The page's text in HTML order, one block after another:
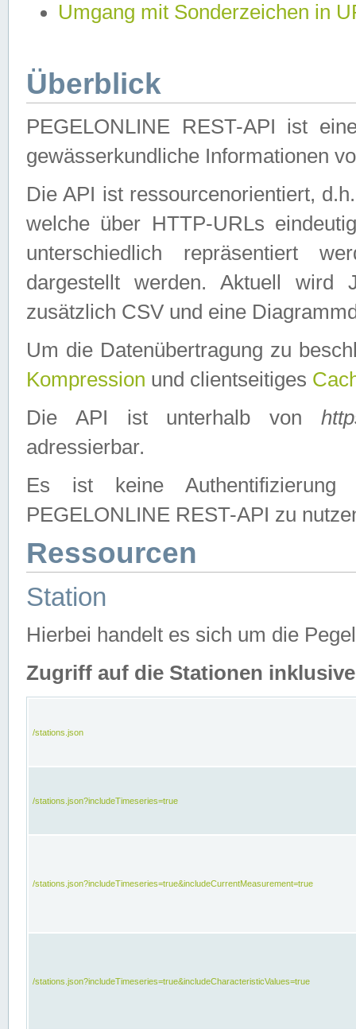
Umgang mit Sonderzeichen in
Überblick
PEGELONLINE REST-API ist
gewässerkundliche Informationen
Die API ist ressourcenorientiert,
welche über HTTP-URLs
unterschiedlich repräsentiert
dargestellt werden. Aktuell wird
zusätzlich CSV und eine
Um die Datenübertragung zu
Kompression und clientseitiges
Die API ist unterhalb von
adressierbar.
Es ist keine
PEGELONLINE REST-API zu
Ressourcen
Station
Hierbei handelt es sich um die
Zugriff auf die Stationen
/stations.json
/stations.json?includeTimeseries=true
/stations.json?includeTimeseries=true&includeCurrentMeasurement=true
/stations.json?includeTimeseries=true&includeCharacteristicValues=true